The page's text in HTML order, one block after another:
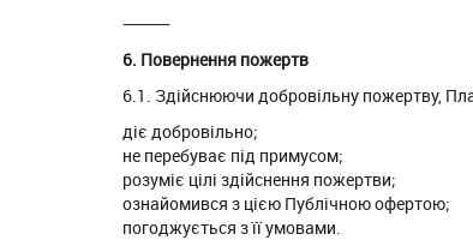
⸻
6. Повернення пожертв
6.1. Здійснюючи добровільну пожертву,
діє добровільно;
не перебуває під примусом;
розуміє цілі здійснення пожертви;
ознайомився з цією Публічною офертою;
погоджується з її умовами.